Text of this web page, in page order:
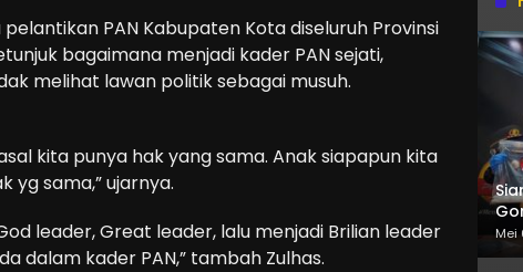
PAN Kabupaten Kota diseluruh Provinsi
bagaimana menjadi kader PAN sejati,
melihat lawan politik sebagai musuh.
kita punya hak yang sama. Anak siapapun kita
yg sama,” ujarnya.
leader, Great leader, lalu menjadi Brilian leader
dalam kader PAN,” tambah Zulhas.
Mei